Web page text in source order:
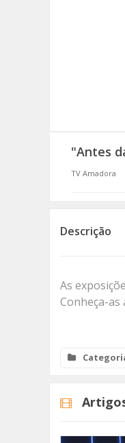
(RE) PENSAMENTOS
"Antes
TV Amadora
Descrição
As
Conheça-